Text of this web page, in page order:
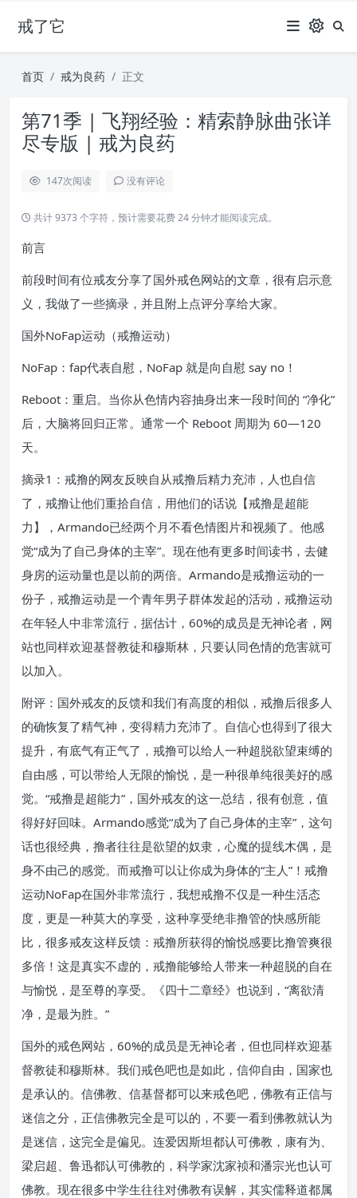
戒了它
首页 戒为良药 正文
第71季 | 飞翔经验：精索静脉曲张详
尽专版 | 戒为良药
147次阅读 没有评论
共计 9373 个字符，预计需要花费 24 分钟才能阅读完成。
前言
前段时间有位戒友分享了国外戒色网站的文章，很有启示意
义，我做了一些摘录，并且附上点评分享给大家。
国外NoFap运动（戒撸运动）
NoFap：fap代表自慰，NoFap 就是向自慰 say no！
Reboot：重启。当你从色情内容抽身出来一段时间的 “净化”
后，大脑将回归正常。通常一个 Reboot 周期为 60—120
天。
摘录1：戒撸的网友反映自从戒撸后精力充沛，人也自信
了，戒撸让他们重拾自信，用他们的话说【戒撸是超能
力】，Armando已经两个月不看色情图片和视频了。他感
觉“成为了自己身体的主宰”。现在他有更多时间读书，去健
身房的运动量也是以前的两倍。Armando是戒撸运动的一
份子，戒撸运动是一个青年男子群体发起的活动，戒撸运动
在年轻人中非常流行，据估计，60%的成员是无神论者，网
站也同样欢迎基督教徒和穆斯林，只要认同色情的危害就可
以加入。
附评：国外戒友的反馈和我们有高度的相似，戒撸后很多人
的确恢复了精气神，变得精力充沛了。自信心也得到了很大
提升，有底气有正气了，戒撸可以给人一种超脱欲望束缚的
自由感，可以带给人无限的愉悦，是一种很单纯很美好的感
觉。“戒撸是超能力”，国外戒友的这一总结，很有创意，值
得好好回味。Armando感觉“成为了自己身体的主宰”，这句
话也很经典，撸者往往是欲望的奴隶，心魔的提线木偶，是
身不由己的感觉。而戒撸可以让你成为身体的“主人”！戒撸
运动NoFap在国外非常流行，我想戒撸不仅是一种生活态
度，更是一种莫大的享受，这种享受绝非撸管的快感所能
比，很多戒友这样反馈：戒撸所获得的愉悦感要比撸管爽很
多倍！这是真实不虚的，戒撸能够给人带来一种超脱的自在
与愉悦，是至尊的享受。《四十二章经》也说到，“离欲清
净，是最为胜。”
国外的戒色网站，60%的成员是无神论者，但也同样欢迎基
督教徒和穆斯林。我们戒色吧也是如此，信仰自由，国家也
是承认的。信佛教、信基督都可以来戒色吧，佛教有正信与
迷信之分，正信佛教完全是可以的，不要一看到佛教就认为
是迷信，这完全是偏见。连爱因斯坦都认可佛教，康有为、
梁启超、鲁迅都认可佛教的，科学家沈家祯和潘宗光也认可
佛教。现在很多中学生往往对佛教有误解，其实儒释道都属